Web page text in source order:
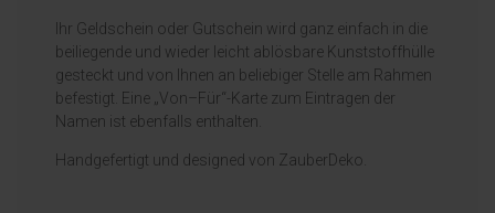
Ihr Geldschein oder Gutschein wird ganz einfach in die
beiliegende und wieder leicht ablösbare Kunststoffhülle
gesteckt und von Ihnen an beliebiger Stelle am Rahmen
befestigt. Eine „Von–Für“-Karte zum Eintragen der
Namen ist ebenfalls enthalten.
Handgefertigt und designed von ZauberDeko.